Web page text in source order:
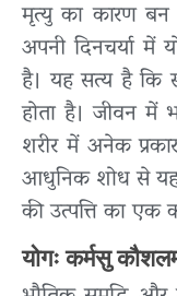
मृत्यु का कारण बन
अपनी दिनचर्या में
है। यह सत्य है कि
होता है। जीवन में
शरीर में अनेक
आधुनिक शोध से यह
की उत्पत्ति का
योगः कर्मसु